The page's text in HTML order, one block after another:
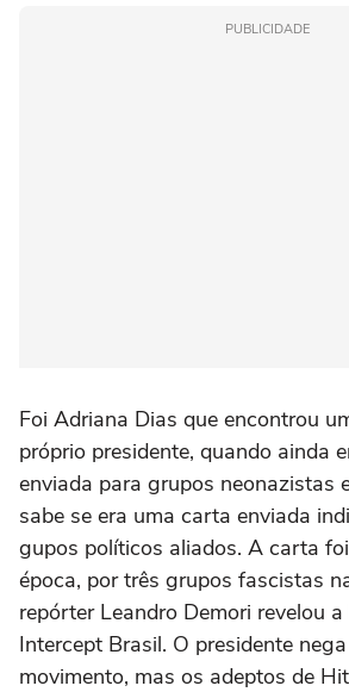
PUBLICIDADE
Foi Adriana Dias que encontrou
próprio presidente, quando ainda
enviada para grupos neonazistas
sabe se era uma carta enviada
gupos políticos aliados. A carta
época, por três grupos fascistas
repórter Leandro Demori revelou
Intercept Brasil. O presidente
movimento, mas os adeptos de